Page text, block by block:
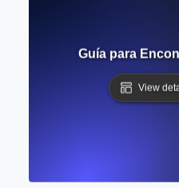
Biblioteca? Guía para
View